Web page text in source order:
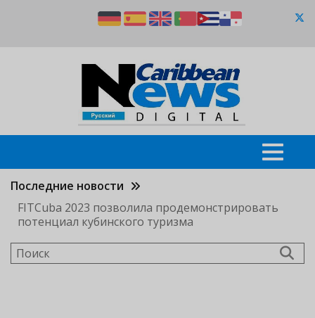
Последние новости
FITCuba 2023 позволила продемонстрировать
потенциал кубинского туризма
Поиск